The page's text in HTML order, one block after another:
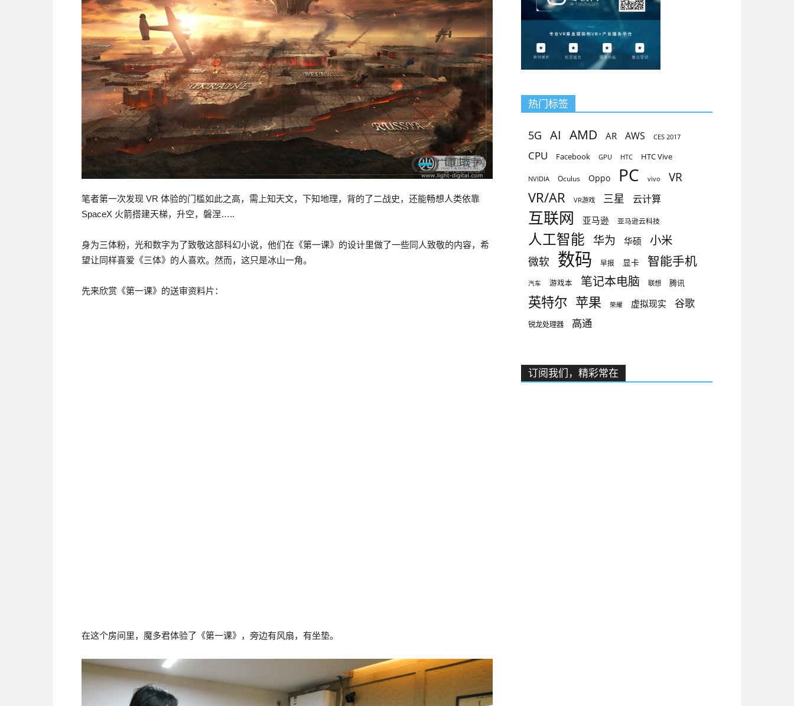
笔者第一次发现 VR 体验的门槛如此之高，需上知天文，下知地理，背的了二战史，还能畅想人类依靠
SpaceX 火箭搭建天梯，升空，磐涅…..
身为三体粉，光和数字为了致敬这部科幻小说，他们在《第一课》的设计里做了一些同人致敬的内容，希
望让同样喜爱《三体》的人喜欢。然而，这只是冰山一角。
先来欣赏《第一课》的送审资料片：
在这个房间里，魔多君体验了《第一课》，旁边有风扇，有坐垫。
热门标签
5G AI AMD AR AWS CES 2017
CPU Facebook GPU HTC HTC Vive
NVIDIA Oculus Oppo PC vivo VR
VR/AR VR游戏 三星 云计算
互联网 亚马逊 亚马逊云科技
人工智能 华为 华硕 小米
微软 数码 早报 显卡 智能手机
汽车 游戏本 笔记本电脑 联想 腾讯
英特尔 苹果 荣耀 虚拟现实 谷歌
锐龙处理器 高通
订阅我们，精彩常在